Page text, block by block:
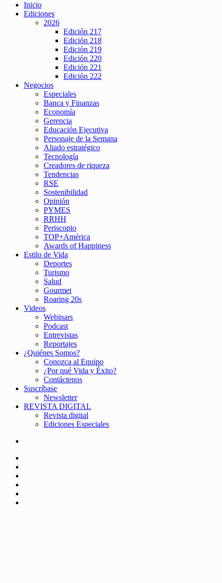
Inicio
Ediciones
2026
Edición 217
Edición 218
Edición 219
Edición 220
Edición 221
Edición 222
Negocios
Especiales
Banca y Finanzas
Economía
Gerencia
Educación Ejecutiva
Personaje de la Semana
Aliado estratégico
Tecnología
Creadores de riqueza
Tendencias
RSE
Sostenibilidad
Opinión
PYMES
RRHH
Periscopio
TOP+América
Awards of Happiness
Estilo de Vida
Deportes
Turismo
Salud
Gourmet
Roaring 20s
Videos
Webinars
Podcast
Entrevistas
Reportajes
¿Quiénes Somos?
Conozca al Equipo
¿Por qué Vida y Éxito?
Contáctenos
Suscríbase
Newsletter
REVISTA DIGITAL
Revista digital
Ediciones Especiales